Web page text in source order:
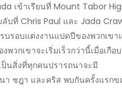
เข้าเรียนที่ Mount Tabor
บที่ Chris Paul และ Jada
บรอบแต่งงานแปดปีของพวกเขา
วกเขาจะเริ่มเร็วกว่านี้เมื่อเกือ
ป็นสิ่งที่ทุกคนปรารถนาจะมี
า ชฎา และคริส พบกันครั้งแรก